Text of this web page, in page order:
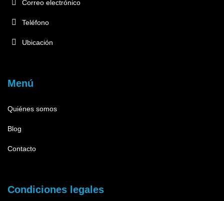
Correo electrónico
Teléfono
Ubicación
Menú
Quiénes somos
Blog
Contacto
Condiciones legales